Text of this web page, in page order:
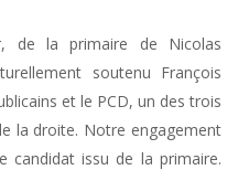
de la primaire de Nicolas
soutenu François
et le PCD, un des trois
la droite. Notre engagement
candidat issu de la primaire.